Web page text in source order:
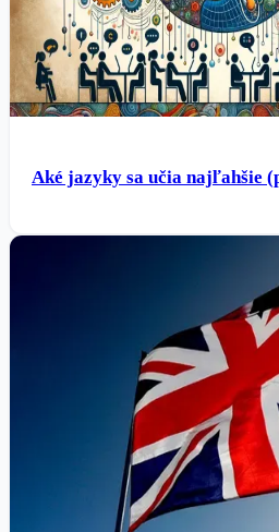
Aké jazyky sa učia najľahšie